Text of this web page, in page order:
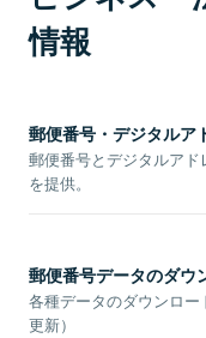
情報
郵便番号・デジタルア
郵便番号とデジタルア
を提供。
郵便番号データのダウ
各種データのダウンロー
更新）